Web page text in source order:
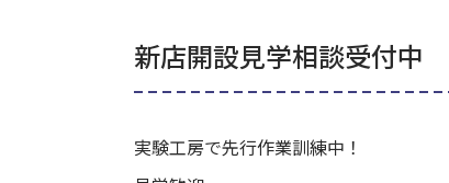
新店開設見学相談受付中
実験工房で先行作業訓練中！